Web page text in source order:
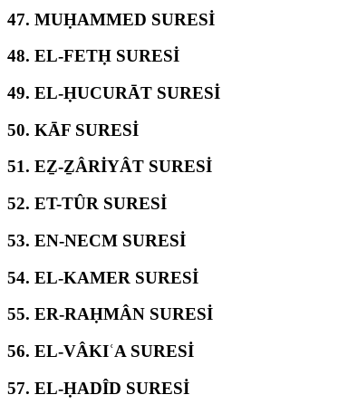
47. MUḤAMMED SURESİ
48. EL-FETḤ SURESİ
49. EL-ḤUCURĀT SURESİ
50. KĀF SURESİ
51. EẔ-ẔÂRİYÂT SURESİ
52. ET-TÛR SURESİ
53. EN-NECM SURESİ
54. EL-KAMER SURESİ
55. ER-RAḤMÂN SURESİ
56. EL-VÂKIʿA SURESİ
57. EL-ḤADÎD SURESİ